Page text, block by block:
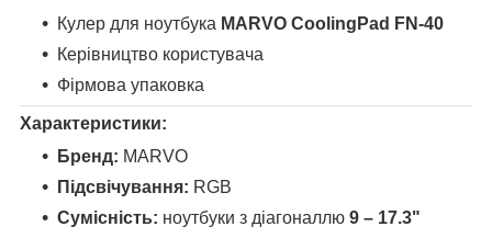
Кулер для ноутбука MARVO CoolingPad FN-40
Керівництво користувача
Фірмова упаковка
Характеристики:
Бренд: MARVO
Підсвічування: RGB
Сумісність: ноутбуки з діагоналлю 9 – 17.3"